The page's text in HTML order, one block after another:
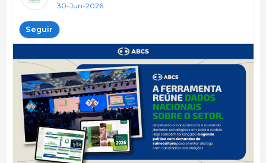
30-Jun-2026
Seguir